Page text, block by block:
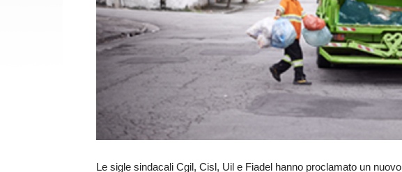
Le sigle sindacali Cgil, Cisl, Uil e Fiadel hanno proclamato un nuovo